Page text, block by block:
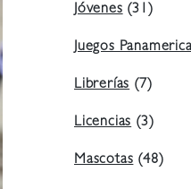
Jóvenes(31)
Juegos
Librerías(7)
Licencias(3)
Mascotas(48)